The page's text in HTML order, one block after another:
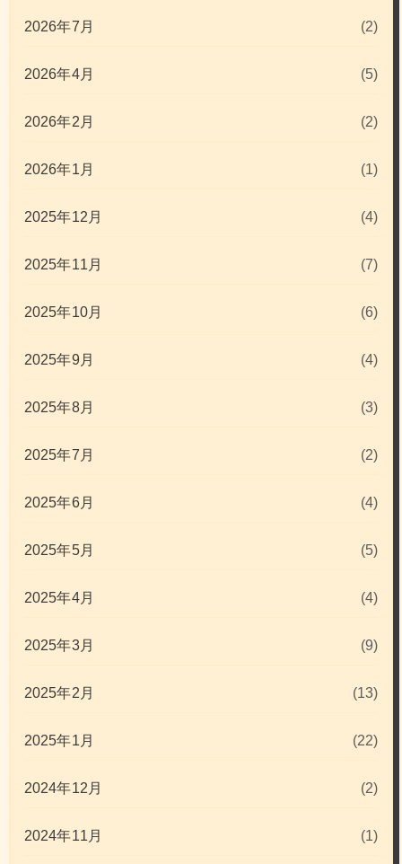
2026年7月 (2)
2026年4月 (5)
2026年2月 (2)
2026年1月 (1)
2025年12月 (4)
2025年11月 (7)
2025年10月 (6)
2025年9月 (4)
2025年8月 (3)
2025年7月 (2)
2025年6月 (4)
2025年5月 (5)
2025年4月 (4)
2025年3月 (9)
2025年2月 (13)
2025年1月 (22)
2024年12月 (2)
2024年11月 (1)